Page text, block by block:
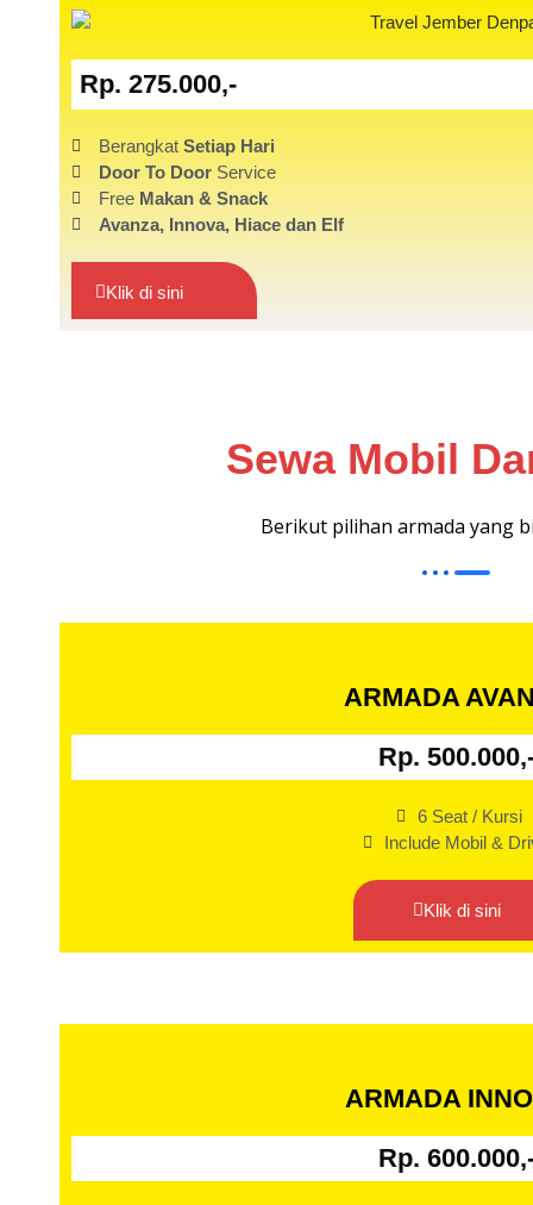
Rp. 275.000,-
Berangkat Setiap Hari
Door To DoorService
Free Makan & Snack
Avanza, Innova, Hiace dan Elf
Klik di sini
Sewa Mobil
Berikut pilihan armada yang
ARMADA
Rp.
6 Seat / Kursi
Include Mobil &
Klik di sini
ARMADA
Rp.